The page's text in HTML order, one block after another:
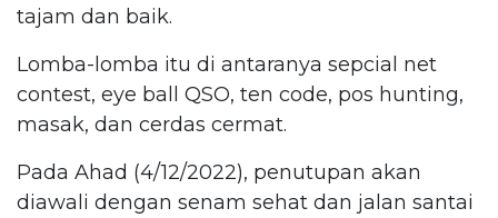
tajam dan baik.
Lomba-lomba itu di antaranya sepcial net
contest, eye ball QSO, ten code, pos hunting,
masak, dan cerdas cermat.
Pada Ahad (4/12/2022), penutupan akan
diawali dengan senam sehat dan jalan santai